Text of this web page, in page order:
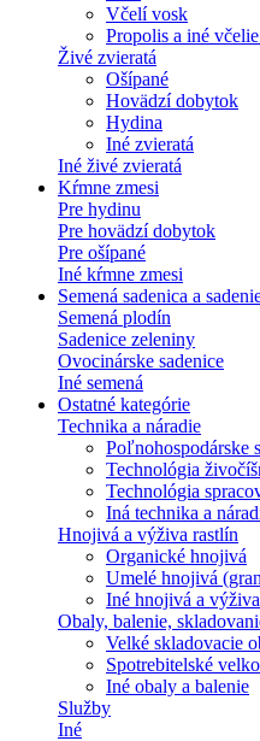
Včelí vosk
Propolis a iné
Živé zvieratá
Ošípané
Hovädzí dobytok
Hydina
Iné zvieratá
Iné živé zvieratá
Kŕmne zmesi
Pre hydinu
Pre hovädzí dobytok
Pre ošípané
Iné kŕmne zmesi
Semená sadenica a
Semená plodín
Sadenice zeleniny
Ovocinárske sadenice
Iné semená
Ostatné kategórie
Technika a náradie
Poľnohospodárske
Technológia
Technológia
Iná technika a
Hnojivá a výživa rastlín
Organické hnojivá
Umelé hnojivá
Iné hnojivá a výživa
Obaly, balenie,
Velké skladovacie
Spotrebitelské
Iné obaly a balenie
Služby
Iné